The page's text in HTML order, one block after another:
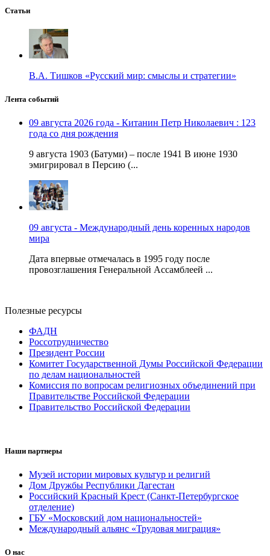
Статьи
В.А. Тишков «Русский мир: смыслы и стратегии»
Лента событий
09 августа 2026 года - Китанин Петр Николаевич : 123
года со дня рождения
9 августа 1903 (Батуми) – после 1941 В июне 1930
эмигрировал в Персию (...
09 августа - Международный день коренных народов
мира
Дата впервые отмечалась в 1995 году после
провозглашения Генеральной Ассамблеей ...
Полезные ресурсы
ФАДН
Россотрудничество
Президент России
Комитет Государственной Думы Российской Федерации
по делам национальностей
Комиссия по вопросам религиозных объединений при
Правительстве Российской Федерации
Правительство Российской Федерации
Наши партнеры
Музей истории мировых культур и религий
Дом Дружбы Республики Дагестан
Российский Красный Крест (Санкт-Петербургское
отделение)
ГБУ «Московский дом национальностей»
Международный альянс «Трудовая миграция»
О нас